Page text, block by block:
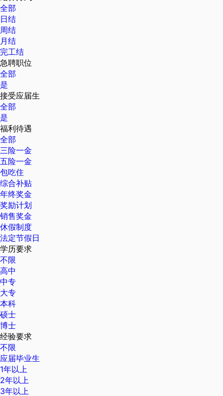
全部
日结
周结
月结
完工结
急聘职位
全部
是
接受应届生
全部
是
福利待遇
全部
三险一金
五险一金
包吃住
综合补贴
年终奖金
奖励计划
销售奖金
休假制度
法定节假日
学历要求
不限
高中
中专
大专
本科
硕士
博士
经验要求
不限
应届毕业生
1年以上
2年以上
3年以上